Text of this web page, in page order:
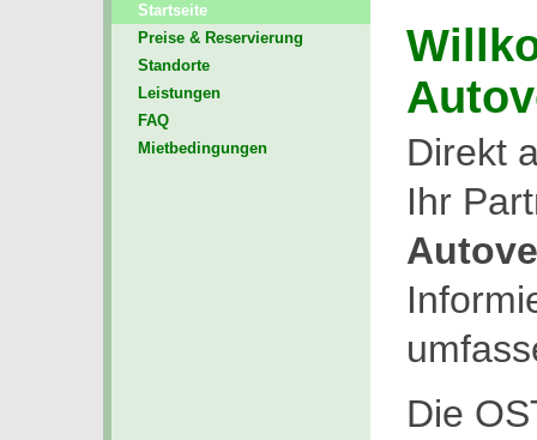
Startseite
Preise & Reservierung
Standorte
Leistungen
FAQ
Mietbedingungen
Direkt
Ihr
Die